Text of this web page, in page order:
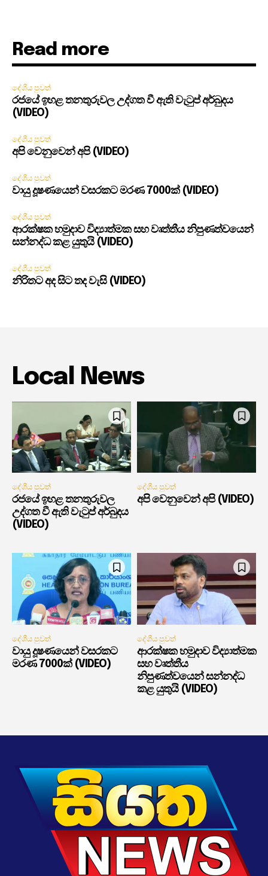
Read more
දේශීය පුවත්
රජයේ ඉහළ තනතුරුවල උද්ගත වී ඇති වැටුප් අර්බුදය
(VIDEO)
දේශීය පුවත්
අපි වෙනුවෙන් අපි (VIDEO)
දේශීය පුවත්
වායු දූෂණයෙන් වසරකට මරණ 7000ක් (VIDEO)
දේශීය පුවත්
ආරක්ෂක හමුදාව විද්‍යාත්මක සහ වෘත්තීය නිපුණත්වයෙන්
සන්නද්ධ කළ යුතුයි (VIDEO)
දේශීය පුවත්
නිරිතට අද සිට තද වැසි (VIDEO)
Local News
දේශීය පුවත්
රජයේ ඉහළ තනතුරුවල
උද්ගත වී ඇති වැටුප් අර්බුදය
(VIDEO)
දේශීය පුවත්
අපි වෙනුවෙන් අපි (VIDEO)
දේශීය පුවත්
වායු දූෂණයෙන් වසරකට
මරණ 7000ක් (VIDEO)
දේශීය පුවත්
ආරක්ෂක හමුදාව විද්‍යාත්මක
සහ වෘත්තීය
නිපුණත්වයෙන් සන්නද්ධ
කළ යුතුයි (VIDEO)